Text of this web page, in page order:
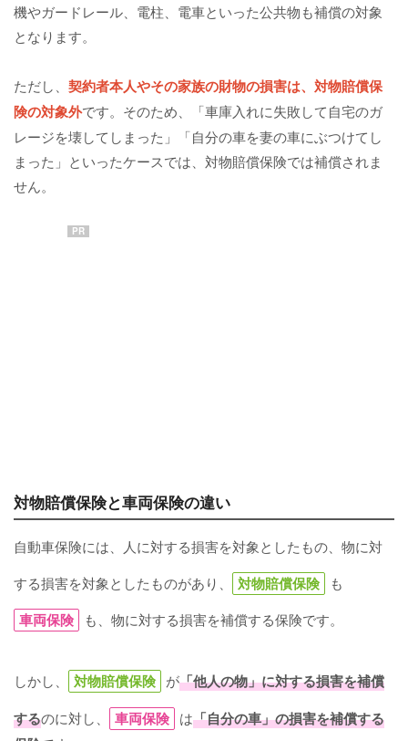
機やガードレール、電柱、電車といった公共物も補償の対象
となります。
ただし、 契約者本人やその家族の財物の損害は、対物賠償保
険の対象外です。そのため、「車庫入れに失敗して自宅のガ
レージを壊してしまった」「自分の車を妻の車にぶつけてし
まった」といったケースでは、対物賠償保険では補償されま
せん。
PR
対物賠償保険と車両保険の違い
自動車保険には、人に対する損害を対象としたもの、物に対
する損害を対象としたものがあり、
対物賠償保険 も
車両保険 も、物に対する損害を補償する保険です。
しかし、 対物賠償保険 が「他人の物」に対する損害を補償
するのに対し、 車両保険 は「自分の車」の損害を補償する